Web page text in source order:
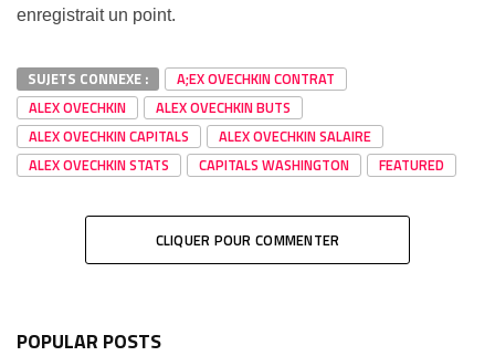
enregistrait un point.
SUJETS CONNEXE :
A;EX OVECHKIN CONTRAT
ALEX OVECHKIN
ALEX OVECHKIN BUTS
ALEX OVECHKIN CAPITALS
ALEX OVECHKIN SALAIRE
ALEX OVECHKIN STATS
CAPITALS WASHINGTON FEATURED
CLIQUER POUR COMMENTER
POPULAR POSTS